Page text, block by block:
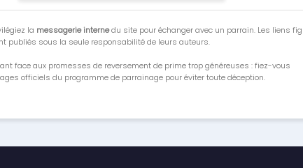
la messagerie internedu site pour échanger avec un parrain. Les liens
publiés sous la seule responsabilité de leurs auteurs.
face aux promesses de reversement de prime trop généreuses : fiez-vous
officiels du programme de parrainage pour éviter toute déception.